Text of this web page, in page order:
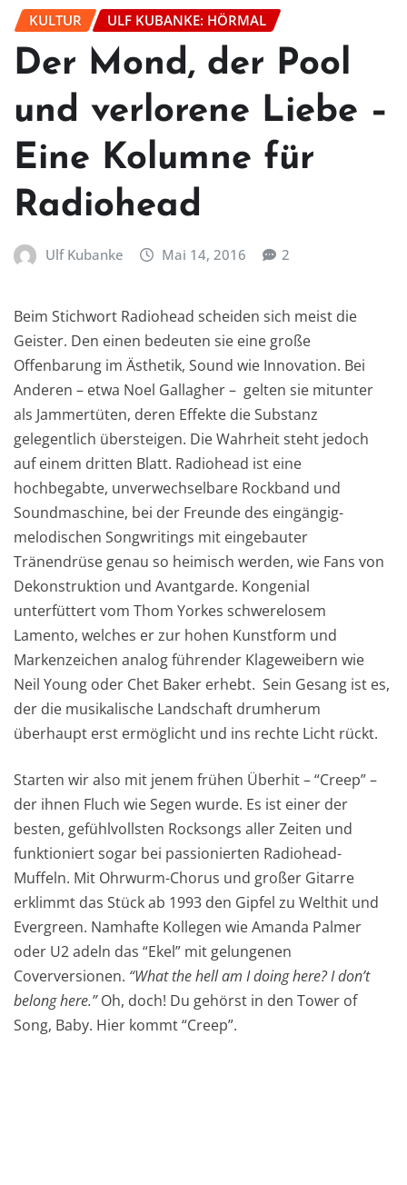
KULTUR ULF KUBANKE: HÖRMAL
Der Mond, der Pool
und verlorene Liebe –
Eine Kolumne für
Radiohead
Ulf Kubanke Mai 14, 2016 2
Beim Stichwort Radiohead scheiden sich meist die
Geister. Den einen bedeuten sie eine große
Offenbarung im Ästhetik, Sound wie Innovation. Bei
Anderen – etwa Noel Gallagher – gelten sie mitunter
als Jammertüten, deren Effekte die Substanz
gelegentlich übersteigen. Die Wahrheit steht jedoch
auf einem dritten Blatt. Radiohead ist eine
hochbegabte, unverwechselbare Rockband und
Soundmaschine, bei der Freunde des eingängig-
melodischen Songwritings mit eingebauter
Tränendrüse genau so heimisch werden, wie Fans von
Dekonstruktion und Avantgarde. Kongenial
unterfüttert vom Thom Yorkes schwerelosem
Lamento, welches er zur hohen Kunstform und
Markenzeichen analog führender Klageweibern wie
Neil Young oder Chet Baker erhebt. Sein Gesang ist es,
der die musikalische Landschaft drumherum
überhaupt erst ermöglicht und ins rechte Licht rückt.
Starten wir also mit jenem frühen Überhit – “Creep” –
der ihnen Fluch wie Segen wurde. Es ist einer der
besten, gefühlvollsten Rocksongs aller Zeiten und
funktioniert sogar bei passionierten Radiohead-
Muffeln. Mit Ohrwurm-Chorus und großer Gitarre
erklimmt das Stück ab 1993 den Gipfel zu Welthit und
Evergreen. Namhafte Kollegen wie Amanda Palmer
oder U2 adeln das “Ekel” mit gelungenen
Coverversionen. “What the hell am I doing here? I don’t
belong here.”Oh, doch! Du gehörst in den Tower of
Song, Baby. Hier kommt “Creep”.